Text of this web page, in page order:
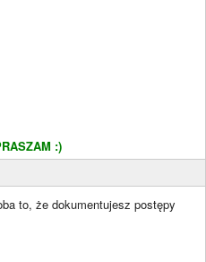
:)
to, że dokumentujesz postępy